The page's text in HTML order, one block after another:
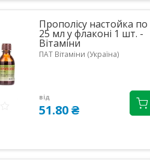
Прополісу настойка по
25 мл у флаконі 1 шт. -
Вітаміни
ПАТ Вітаміни (Україна)
від
51.80 ₴